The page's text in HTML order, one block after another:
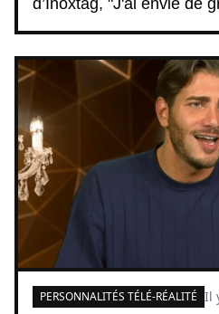
d’Inoxtag, "J'ai envie de
PERSONNALITÉS TÉLÉ-RÉALITÉ Il